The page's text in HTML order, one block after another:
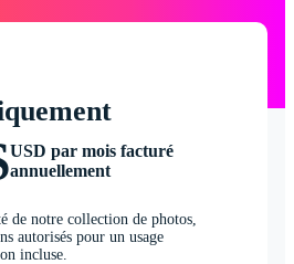
USD par mois facturé
annuellement
de notre collection de photos,
autorisés pour un usage
incluse.